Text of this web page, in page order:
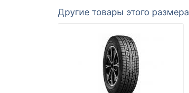
Другие товары этого размера